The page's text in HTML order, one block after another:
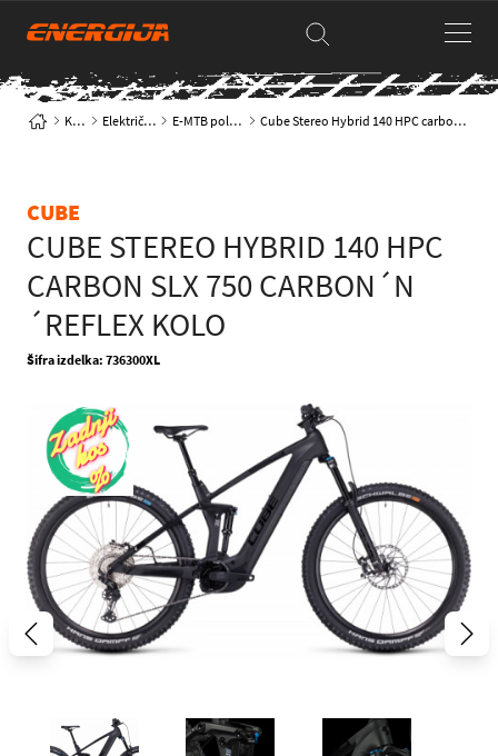
Kolesa Električna kolesa E-MTB polnovzmetena Cube Stereo Hybrid 140 HPC carbon SLX 750 carbon´n´reflex kolo
CUBE
CUBE STEREO HYBRID 140 HPC
CARBON SLX 750 CARBON´N
´REFLEX KOLO
Šifra izdelka: 736300XL